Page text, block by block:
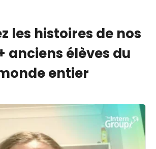
les histoires de nos
anciens élèves du
entier